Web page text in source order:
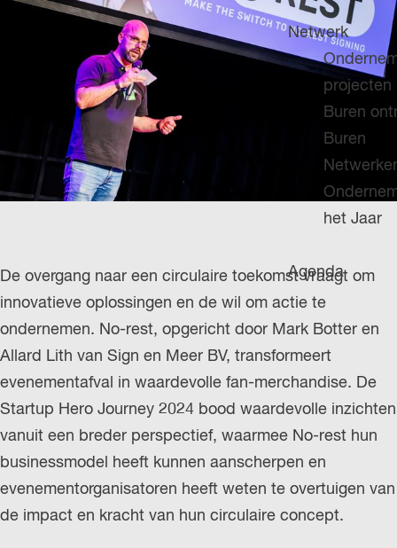
g
e
e
a
:
N
e
d
e
r
l
a
n
d
H
G
Netwerk
projecten
Buren
Buren
het Jaar
Agenda
De overgang naar een circulaire toekomst vraagt om
innovatieve oplossingen en de wil om actie te
ondernemen. No-rest, opgericht door Mark Botter en
Allard Lith van Sign en Meer BV, transformeert
evenementafval in waardevolle fan-merchandise. De
Startup Hero Journey 2024 bood waardevolle inzichten
vanuit een breder perspectief, waarmee No-rest hun
businessmodel heeft kunnen aanscherpen en
evenementorganisatoren heeft weten te overtuigen van
de impact en kracht van hun circulaire concept.